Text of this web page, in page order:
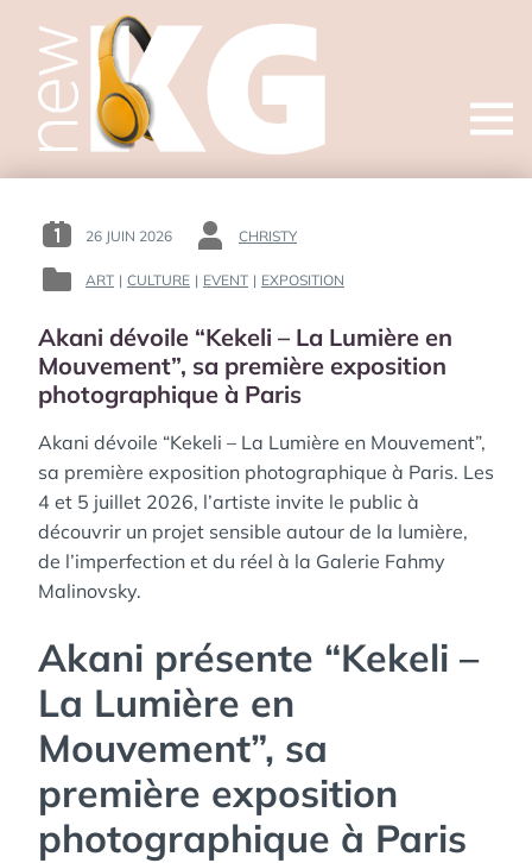
Open
POSTED
ON
26 JUIN 2026
BY
CHRISTY
POSTED
ART | CULTURE | EVENT | EXPOSITION
Akani dévoile “Kekeli – La Lumière en
Mouvement”, sa première exposition
photographique à Paris
Akani dévoile “Kekeli – La Lumière en Mouvement”,
sa première exposition photographique à Paris. Les
4 et 5 juillet 2026, l’artiste invite le public à
découvrir un projet sensible autour de la lumière,
de l’imperfection et du réel à la Galerie Fahmy
Malinovsky.
Akani présente “Kekeli –
La Lumière en
Mouvement”, sa
première exposition
photographique à Paris